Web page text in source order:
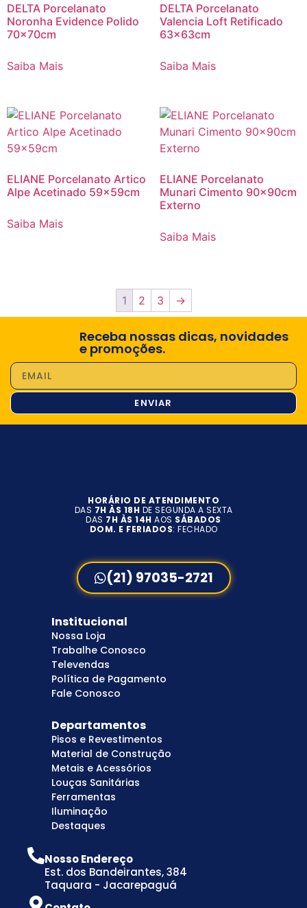
DELTA Porcelanato
Noronha Evidence Polido
70x70cm
Saiba Mais
DELTA Porcelanato
Valencia Loft Retificado
63x63cm
Saiba Mais
ELIANE Porcelanato Artico
Alpe Acetinado 59x59cm
Saiba Mais
ELIANE Porcelanato
Munari Cimento 90x90cm
Externo
Saiba Mais
1 2 3 →
Receba nossas dicas, novidades
e promoções.
ENVIAR
HORÁRIO DE ATENDIMENTO
DAS 7H ÀS 18H DE SEGUNDA A SEXTA
DAS 7H ÀS 14H AOS SÁBADOS
DOM. E FERIADOS: FECHADO
(21) 97035-2721
Institucional
Nossa Loja
Trabalhe Conosco
Televendas
Política de Pagamento
Fale Conosco
Departamentos
Pisos e Revestimentos
Material de Construção
Metais e Acessórios
Louças Sanitárias
Ferramentas
Iluminação
Destaques
Nosso Endereço
Est. dos Bandeirantes, 384
Taquara - Jacarepaguá